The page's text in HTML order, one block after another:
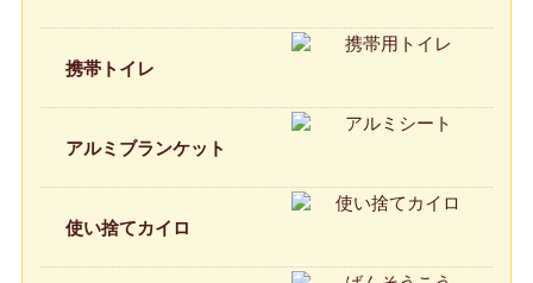
携帯トイレ
アルミブランケット
使い捨てカイロ